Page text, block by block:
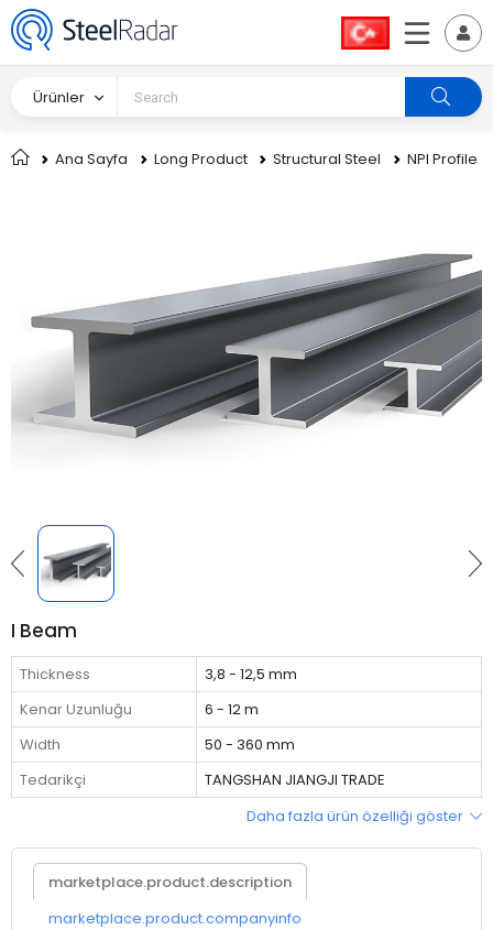
Ürünler
Ana Sayfa Long Product Structural Steel NPI Profile
I Beam
Thickness
3,8 - 12,5 mm
Kenar Uzunluğu
6 - 12 m
Width
50 - 360 mm
Tedarikçi
TANGSHAN JIANGJI TRADE
Daha fazla ürün özelliği göster
marketplace.product.description
marketplace.product.companyinfo